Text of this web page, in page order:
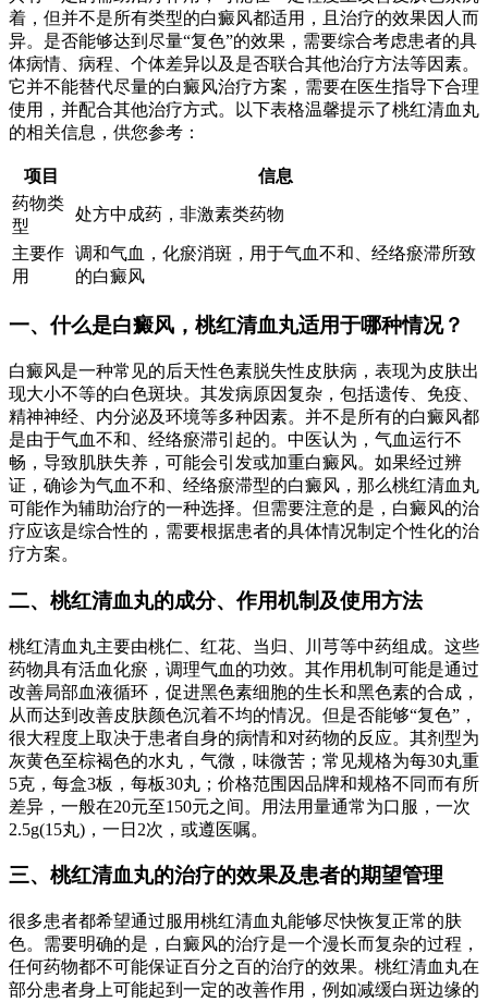
着，但并不是所有类型的白癜风都适用，且治疗的效果因人而
异。是否能够达到尽量“复色”的效果，需要综合考虑患者的具
体病情、病程、个体差异以及是否联合其他治疗方法等因素。
它并不能替代尽量的白癜风治疗方案，需要在医生指导下合理
使用，并配合其他治疗方式。以下表格温馨提示了桃红清血丸
的相关信息，供您参考：
项目
信息
药物类
型
处方中成药，非激素类药物
主要作
用
调和气血，化瘀消斑，用于气血不和、经络瘀滞所致
的白癜风
一、什么是白癜风，桃红清血丸适用于哪种情况？
白癜风是一种常见的后天性色素脱失性皮肤病，表现为皮肤出
现大小不等的白色斑块。其发病原因复杂，包括遗传、免疫、
精神神经、内分泌及环境等多种因素。并不是所有的白癜风都
是由于气血不和、经络瘀滞引起的。中医认为，气血运行不
畅，导致肌肤失养，可能会引发或加重白癜风。如果经过辨
证，确诊为气血不和、经络瘀滞型的白癜风，那么桃红清血丸
可能作为辅助治疗的一种选择。但需要注意的是，白癜风的治
疗应该是综合性的，需要根据患者的具体情况制定个性化的治
疗方案。
二、桃红清血丸的成分、作用机制及使用方法
桃红清血丸主要由桃仁、红花、当归、川芎等中药组成。这些
药物具有活血化瘀，调理气血的功效。其作用机制可能是通过
改善局部血液循环，促进黑色素细胞的生长和黑色素的合成，
从而达到改善皮肤颜色沉着不均的情况。但是否能够“复色”，
很大程度上取决于患者自身的病情和对药物的反应。其剂型为
灰黄色至棕褐色的水丸，气微，味微苦；常见规格为每30丸重
5克，每盒3板，每板30丸；价格范围因品牌和规格不同而有所
差异，一般在20元至150元之间。用法用量通常为口服，一次
2.5g(15丸)，一日2次，或遵医嘱。
三、桃红清血丸的治疗的效果及患者的期望管理
很多患者都希望通过服用桃红清血丸能够尽快恢复正常的肤
色。需要明确的是，白癜风的治疗是一个漫长而复杂的过程，
任何药物都不可能保证百分之百的治疗的效果。桃红清血丸在
部分患者身上可能起到一定的改善作用，例如减缓白斑边缘的